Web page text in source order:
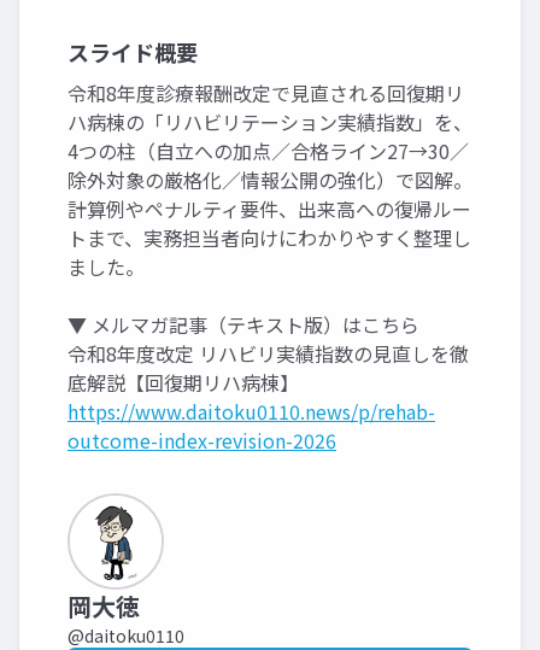
スライド概要
令和8年度診療報酬改定で見直される回復期リ
ハ病棟の「リハビリテーション実績指数」を、
4つの柱（自立への加点／合格ライン27→30／
除外対象の厳格化／情報公開の強化）で図解。
計算例やペナルティ要件、出来高への復帰ルー
トまで、実務担当者向けにわかりやすく整理し
ました。
▼ メルマガ記事（テキスト版）はこちら
令和8年度改定 リハビリ実績指数の見直しを徹
底解説【回復期リハ病棟】
https://www.daitoku0110.news/p/rehab-
outcome-index-revision-2026
岡大徳
@daitoku0110